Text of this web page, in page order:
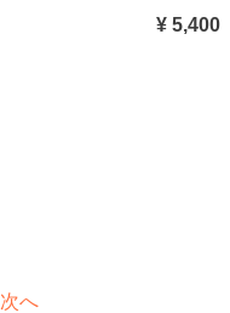
¥ 5,400
次へ